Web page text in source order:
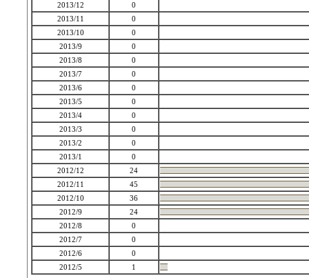
2013/12
0
2013/11
0
2013/10
0
2013/9
0
2013/8
0
2013/7
0
2013/6
0
2013/5
0
2013/4
0
2013/3
0
2013/2
0
2013/1
0
2012/12
24
2012/11
45
2012/10
36
2012/9
24
2012/8
0
2012/7
0
2012/6
0
2012/5
1